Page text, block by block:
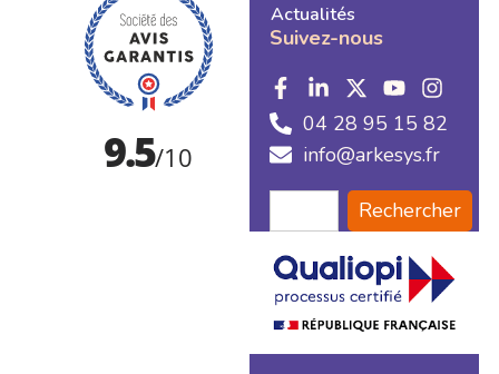
Actualités
Suivez-nous
04 28 95 15 82
info@arkesys.fr
Rechercher